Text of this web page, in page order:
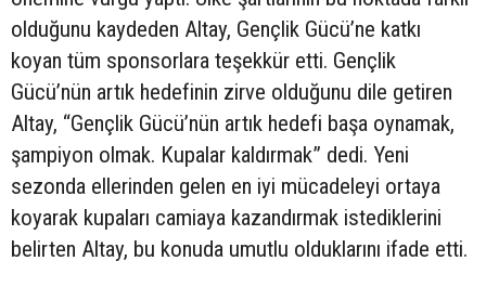
olduğunu kaydeden Altay, Gençlik Gücü’ne katkı
koyan tüm sponsorlara teşekkür etti. Gençlik
Gücü’nün artık hedefinin zirve olduğunu dile getiren
Altay, “Gençlik Gücü’nün artık hedefi başa oynamak,
şampiyon olmak. Kupalar kaldırmak” dedi. Yeni
sezonda ellerinden gelen en iyi mücadeleyi ortaya
koyarak kupaları camiaya kazandırmak istediklerini
belirten Altay, bu konuda umutlu olduklarını ifade etti.